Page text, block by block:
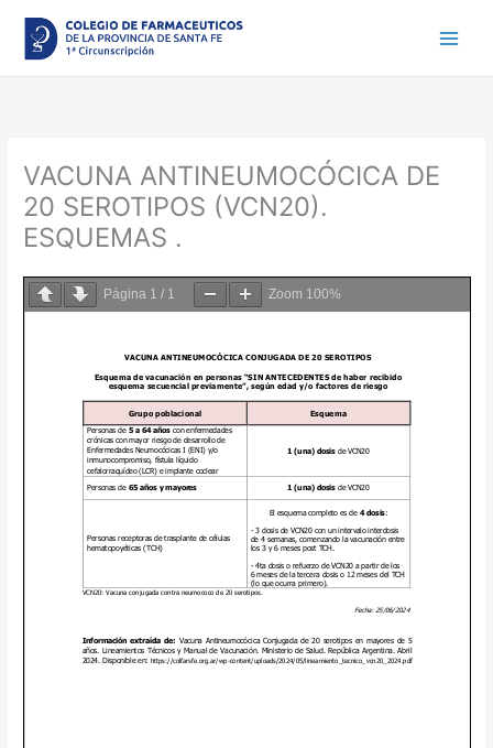
contenido
VACUNA ANTINEUMOCÓCICA DE
20 SEROTIPOS (VCN20).
ESQUEMAS .
Página 1 / 1 Zoom 100%